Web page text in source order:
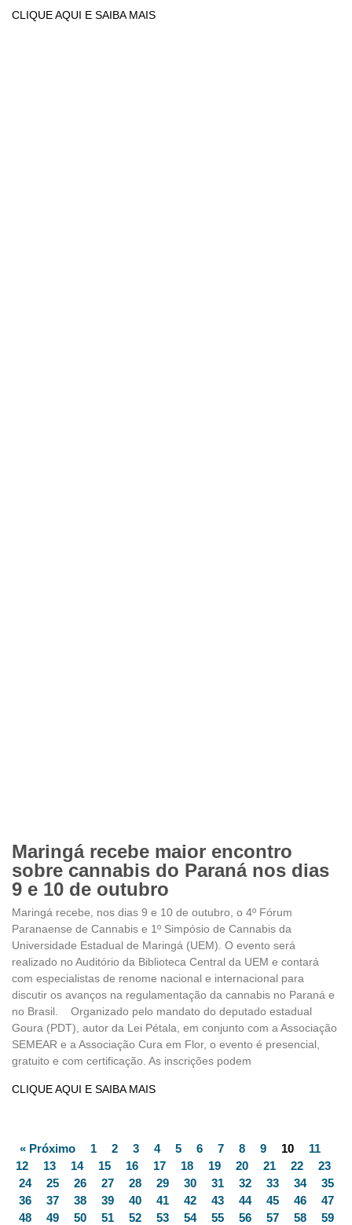
CLIQUE AQUI E SAIBA MAIS
Maringá recebe maior encontro
sobre cannabis do Paraná nos dias
9 e 10 de outubro
Maringá recebe, nos dias 9 e 10 de outubro, o 4º Fórum
Paranaense de Cannabis e 1º Simpósio de Cannabis da
Universidade Estadual de Maringá (UEM). O evento será
realizado no Auditório da Biblioteca Central da UEM e contará
com especialistas de renome nacional e internacional para
discutir os avanços na regulamentação da cannabis no Paraná e
no Brasil. Organizado pelo mandato do deputado estadual
Goura (PDT), autor da Lei Pétala, em conjunto com a Associação
SEMEAR e a Associação Cura em Flor, o evento é presencial,
gratuito e com certificação. As inscrições podem
CLIQUE AQUI E SAIBA MAIS
« Próximo 1 2 3 4 5 6 7 8 9 10
11
12
13 14 15 16 17 18 19 20 21 22
23
24
25 26 27 28 29 30 31 32 33 34
35
36
37 38 39 40 41 42 43 44 45 46
47
48
49 50 51 52 53 54 55 56 57 58
59